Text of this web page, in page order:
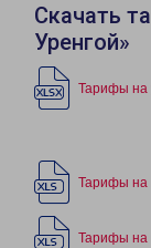
Скачать
Уренгой»
Тарифы на
Тарифы на
Тарифы на